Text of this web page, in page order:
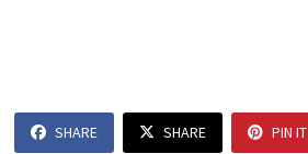
SHARE SHARE PIN IT